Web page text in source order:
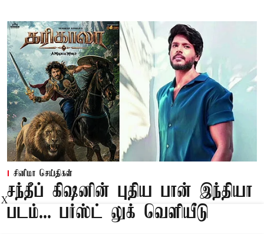
சினிமா செய்திகள்
சந்தீப் கிஷனின் புதிய பான் இந்தியா
படம்... பர்ஸ்ட் லுக் வெளியீடு
X